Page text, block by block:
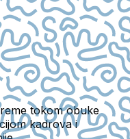
tokom obuke
kadrova i